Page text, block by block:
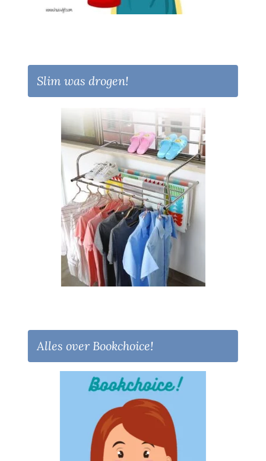
Slim was drogen!
Alles over Bookchoice!